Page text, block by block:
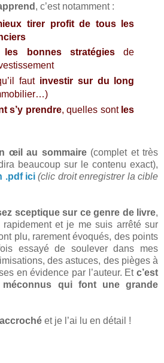
, c’est notamment :
tirer profit de tous les
les bonnes stratégies de
fautinvestir sur du long
s’y prendre, quelles sont les
œil au sommaire(complet et très
beaucoup sur le contenu exact),
.pdf ici (clic droit enregistrer la cible
sceptique sur ce genre de livre,
rapidement et je me suis arrêté sur
plu, rarement évoqués, des points
essayé de soulever dans mes
des astuces, des pièges à
en évidence par l’auteur. Et c’est
qui font une grande
et je l’ai lu en détail !